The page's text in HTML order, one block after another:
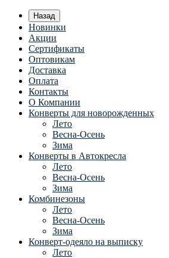
Назад
Новинки
Акции
Сертификаты
Оптовикам
Доставка
Оплата
Контакты
О Компании
Конверты для новорожденных
Лето
Весна-Осень
Зима
Конверты в Автокресла
Лето
Весна-Осень
Зима
Комбинезоны
Лето
Весна-Осень
Зима
Конверт-одеяло на выписку
Лето